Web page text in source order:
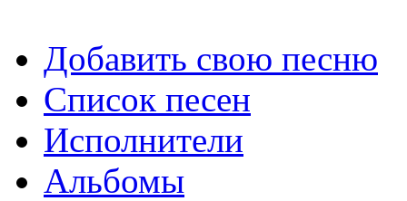
Добавить свою песню
Список песен
Исполнители
Альбомы